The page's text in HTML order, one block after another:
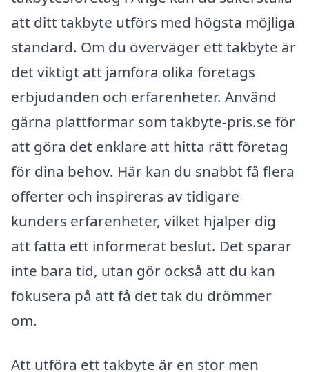
att ditt takbyte utförs med högsta möjliga
standard. Om du överväger ett takbyte är
det viktigt att jämföra olika företags
erbjudanden och erfarenheter. Använd
gärna plattformar som takbyte-pris.se för
att göra det enklare att hitta rätt företag
för dina behov. Här kan du snabbt få flera
offerter och inspireras av tidigare
kunders erfarenheter, vilket hjälper dig
att fatta ett informerat beslut. Det sparar
inte bara tid, utan gör också att du kan
fokusera på att få det tak du drömmer
om.
Att utföra ett takbyte är en stor men